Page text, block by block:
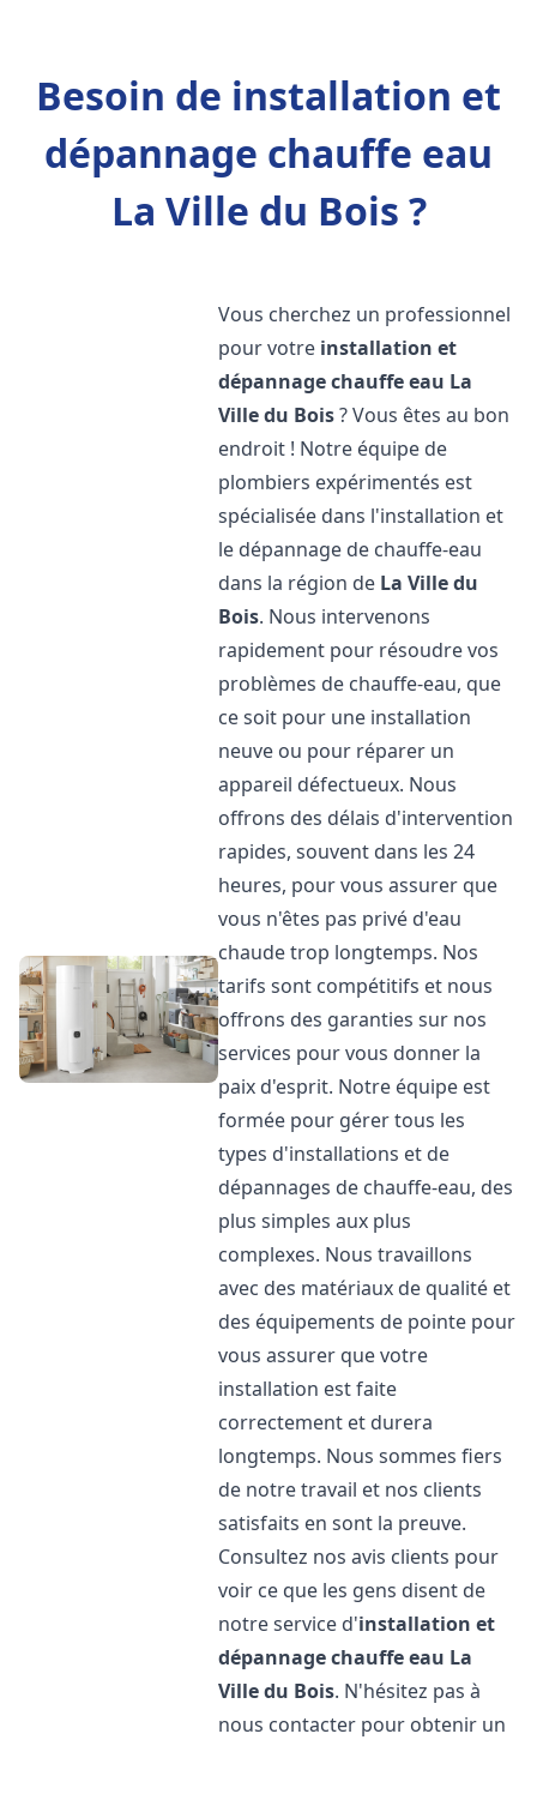
Besoin de installation et
dépannage chauffe eau
La Ville du Bois ?
Vous cherchez un professionnel
pour votre installation et
dépannage chauffe eau La
Ville du Bois? Vous êtes au bon
endroit ! Notre équipe de
plombiers expérimentés est
spécialisée dans l'installation et
le dépannage de chauffe-eau
dans la région de La Ville du
Bois. Nous intervenons
rapidement pour résoudre vos
problèmes de chauffe-eau, que
ce soit pour une installation
neuve ou pour réparer un
appareil défectueux. Nous
offrons des délais d'intervention
rapides, souvent dans les 24
heures, pour vous assurer que
vous n'êtes pas privé d'eau
chaude trop longtemps. Nos
tarifs sont compétitifs et nous
offrons des garanties sur nos
services pour vous donner la
paix d'esprit. Notre équipe est
formée pour gérer tous les
types d'installations et de
dépannages de chauffe-eau, des
plus simples aux plus
complexes. Nous travaillons
avec des matériaux de qualité et
des équipements de pointe pour
vous assurer que votre
installation est faite
correctement et durera
longtemps. Nous sommes fiers
de notre travail et nos clients
satisfaits en sont la preuve.
Consultez nos avis clients pour
voir ce que les gens disent de
notre service d'installation et
dépannage chauffe eau La
Ville du Bois. N'hésitez pas à
nous contacter pour obtenir un